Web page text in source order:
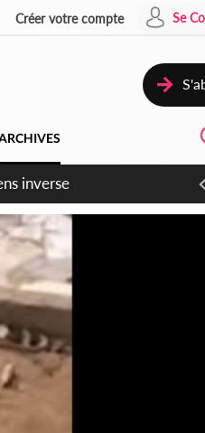
Créer votre compte Se
inverse